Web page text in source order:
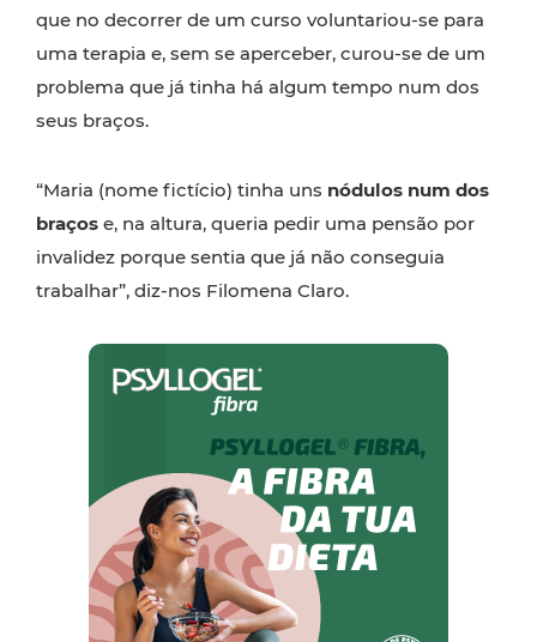
que no decorrer de um curso voluntariou-se para
uma terapia e, sem se aperceber, curou-se de um
problema que já tinha há algum tempo num dos
seus braços.
“Maria (nome fictício) tinha uns nódulos num dos
braços e, na altura, queria pedir uma pensão por
invalidez porque sentia que já não conseguia
trabalhar”, diz-nos Filomena Claro.